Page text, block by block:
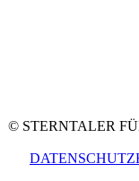
© STERNTALER